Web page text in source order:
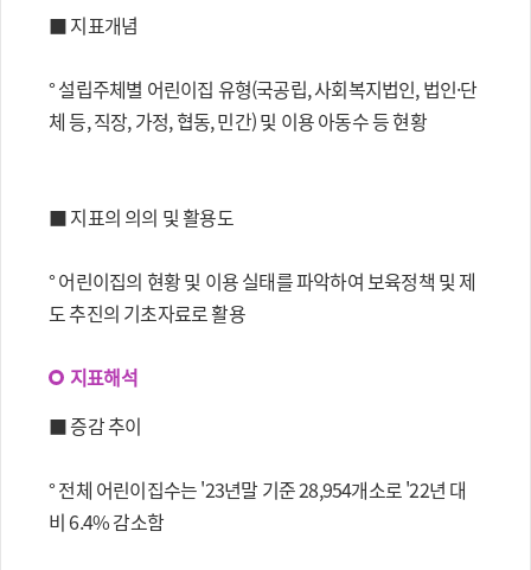
■ 지표개념
° 설립주체별 어린이집 유형(국공립, 사회복지법인, 법인·단
체 등, 직장, 가정, 협동, 민간) 및 이용 아동수 등 현황
■ 지표의 의의 및 활용도
° 어린이집의 현황 및 이용 실태를 파악하여 보육정책 및 제
도 추진의 기초자료로 활용
지표해석
■ 증감 추이
° 전체 어린이집수는 '23년말 기준 28,954개소로 '22년 대
비 6.4% 감소함